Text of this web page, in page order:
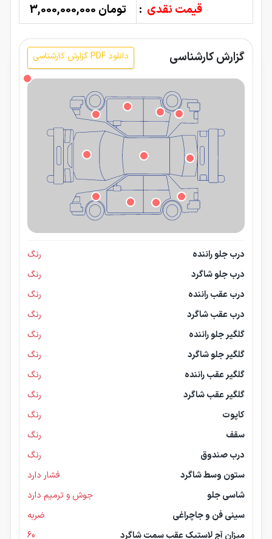
قیمت نقدی : تومان 3,000,000,000
گزارش کارشناسی دانلود PDF گزارش کارشناسی
درب جلو راننده
رنگ
درب جلو شاگرد
رنگ
درب عقب راننده
رنگ
درب عقب شاگرد
رنگ
گلگیر جلو راننده
رنگ
گلگیر جلو شاگرد
رنگ
گلگیر عقب راننده
رنگ
گلگیر عقب شاگرد
رنگ
کاپوت
رنگ
سقف
رنگ
درب صندوق
رنگ
ستون وسط شاگرد
فشار دارد
شاسی جلو
جوش و ترمیم دارد
سینی فن و جاچراغی
ضربه
میزان آج لاستیک عقب سمت شاگرد
60